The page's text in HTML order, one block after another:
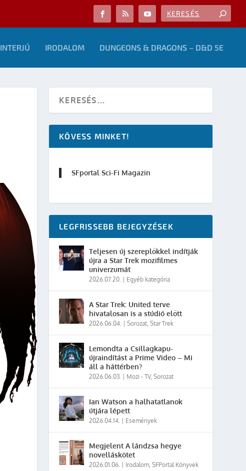
INTERJÚ IRODALOM DUNGEONS & DRAGONS – D&D 5E
KÖVESS MINKET!
SFportal Sci-Fi Magazin
LEGFRISSEBB BEJEGYZÉSEK
Teljesen új szereplőkkel indítják
újra a Star Trek mozifilmes
univerzumát
2026.07.20. Egyéb kategória
A Star Trek: United terve
hivatalosan is a stúdió előtt
2026.06.04. |Sorozat,Star Trek
Lemondta a Csillagkapu-
újraindítást a Prime Video – Mi
áll a háttérben?
2026.06.03. Mozi - TV,Sorozat
Ian Watson a halhatatlanok
útjára lépett
2026.04.14. Események
Megjelent A lándzsa hegye
novelláskötet
2026.01.06. Irodalom,SFPortal Könyvek